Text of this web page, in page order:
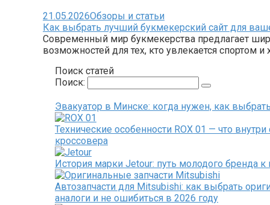
21.05.2026Обзоры и статьи
Как выбрать лучший букмекерский сайт для
Современный мир букмекерства предлагает
возможностей для тех, кто увлекается спортом и
Поиск статей
Поиск:
Эвакуатор в Минске: когда нужен, как
Технические особенности ROX 01 — что
кроссовера
История марки Jetour: путь молодого бренда
Автозапчасти для Mitsubishi: как выбрать
аналоги и не ошибиться в 2026 году